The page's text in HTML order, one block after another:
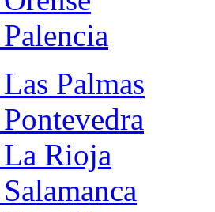
Palmas
Rioja